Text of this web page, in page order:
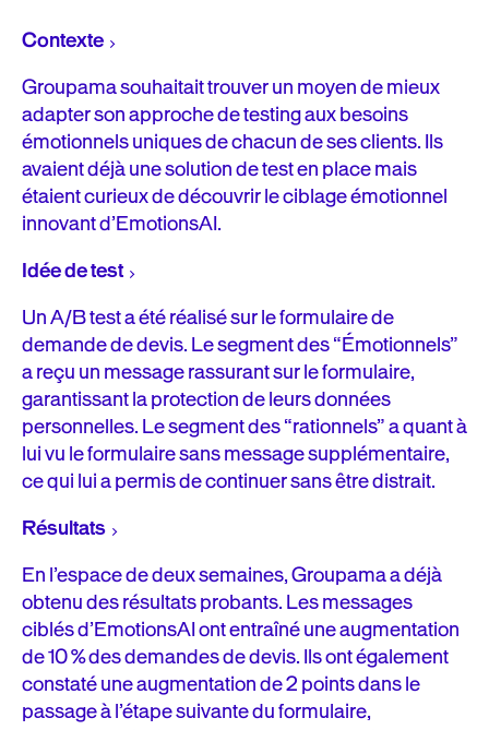
Contexte
Groupama souhaitait trouver un moyen de mieux
adapter son approche de testing aux besoins
émotionnels uniques de chacun de ses clients. Ils
avaient déjà une solution de test en place mais
étaient curieux de découvrir le ciblage émotionnel
innovant d’EmotionsAI.
Idée de test
Un A/B test a été réalisé sur le formulaire de
demande de devis. Le segment des “Émotionnels”
a reçu un message rassurant sur le formulaire,
garantissant la protection de leurs données
personnelles. Le segment des “rationnels” a quant à
lui vu le formulaire sans message supplémentaire,
ce qui lui a permis de continuer sans être distrait.
Résultats
En l’espace de deux semaines, Groupama a déjà
obtenu des résultats probants. Les messages
ciblés d’EmotionsAI ont entraîné une augmentation
de 10 % des demandes de devis. Ils ont également
constaté une augmentation de 2 points dans le
passage à l’étape suivante du formulaire,